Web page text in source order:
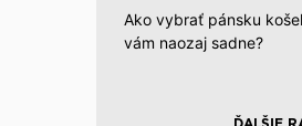
Ako vybrať pánsku
vám naozaj sadne?